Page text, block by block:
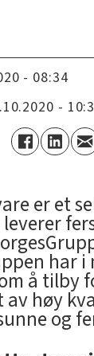
- 08:34
-
er et
har i
å tilby
høy
og